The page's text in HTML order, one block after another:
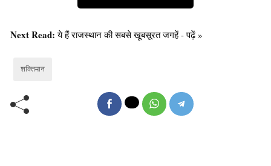
२ ॰ बुधई राम (नीम का पेड़)-
Next Read:ये हैं राजस्थान की सबसे खूबसूरत जगहें - पढ़ें »
शक्तिमान